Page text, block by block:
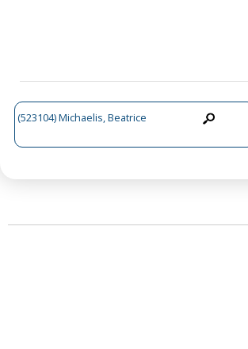
(523104) Michaelis, Beatrice